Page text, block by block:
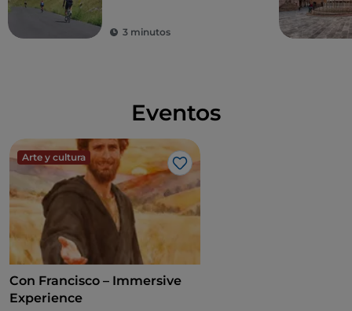
3 minutos
Eventos
Arte y cultura
Me gusta
Con Francisco – Immersive
Experience